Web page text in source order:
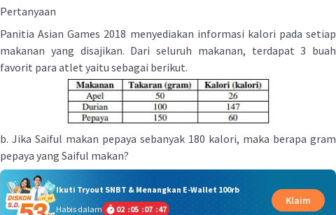
Pertanyaan
Panitia Asian Games 2018 menyediakan informasi kalori pada setiap
makanan yang disajikan. Dari seluruh makanan, terdapat 3 buah
favorit para atlet yaitu sebagai berikut.
b. Jika Saiful makan pepaya sebanyak 180 kalori, maka berapa gram
pepaya yang Saiful makan?
Ikuti Tryout SNBT & Menangkan E-Wallet 100rb
Habis dalam
02 :05 :07 :47
Klaim